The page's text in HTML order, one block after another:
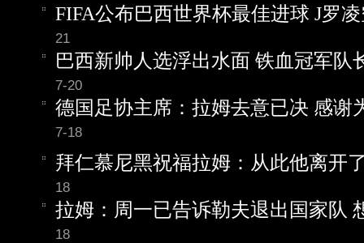
FIFA公布巴西世界杯最佳进球 J罗
21
巴西新帅人选浮出水面 铁血冠军队
7-20
德国足协主席：拉姆去意已决 感谢
7-18
拜仁慕尼黑祝福拉姆：从此他离开
18
拉姆：周一已告诉勒夫退出国家队
18